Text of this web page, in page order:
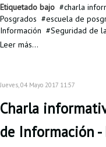
Etiquetado bajo
charla
Posgrados
escuela de
Información
Seguridad de
Leer más...
Jueves, 04 Mayo 2017 11:57
Charla
de Información -